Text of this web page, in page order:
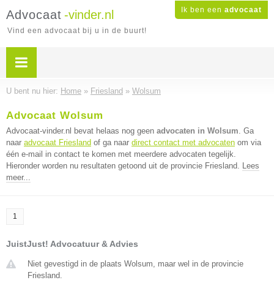
Ik ben een advocaat
Advocaat -vinder.nl
Vind een advocaat bij u in de buurt!
U bent nu hier: Home » Friesland » Wolsum
Advocaat Wolsum
Advocaat-vinder.nl bevat helaas nog geen advocaten in Wolsum. Ga
naar advocaat Friesland of ga naar direct contact met advocaten om via
één e-mail in contact te komen met meerdere advocaten tegelijk.
Hieronder worden nu resultaten getoond uit de provincie Friesland. Lees
meer...
1
JuistJust! Advocatuur & Advies
Niet gevestigd in de plaats Wolsum, maar wel in de provincie
Friesland.